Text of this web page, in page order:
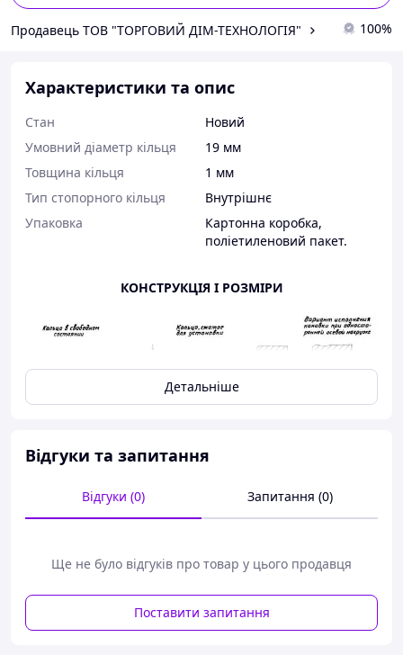
Продавець ТОВ "ТОРГОВИЙ ДІМ-ТЕХНОЛОГІЯ" 100%
Характеристики та опис
Стан
Новий
Умовний діаметр кільця
19 мм
Товщина кільця
1 мм
Тип стопорного кільця
Внутрішнє
Упаковка
Картонна коробка,
поліетиленовий пакет.
КОНСТРУКЦІЯ І РОЗМІРИ
Детальніше
Відгуки та запитання
Відгуки (0) Запитання (0)
Ще не було відгуків про товар у цього продавця
Поставити запитання